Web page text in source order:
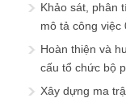
Khảo sát, phân
mô tả công việc
Hoàn thiện và
cấu tổ chức bộ
Xây dựng ma